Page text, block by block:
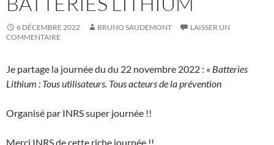
6 DÉCEMBRE 2022 BRUNO SAUDEMONT
LAISSER UN
COMMENTAIRE
Je partage la journée du du 22 novembre 2022 : « Batteries
Lithium : Tous utilisateurs. Tous acteurs de la prévention
Organisé par INRS super journée !!
Merci INRS de cette riche journée !!